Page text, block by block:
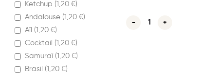
Ketchup (1,20 €)
Andalouse (1,20 €)
Aïl (1,20 €)
Cocktail (1,20 €)
Samuraï (1,20 €)
Brasil (1,20 €)
- +